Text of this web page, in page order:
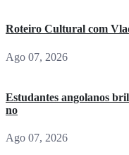
Roteiro Cultural com
Ago 07, 2026
Estudantes angolanos
no
Ago 07, 2026